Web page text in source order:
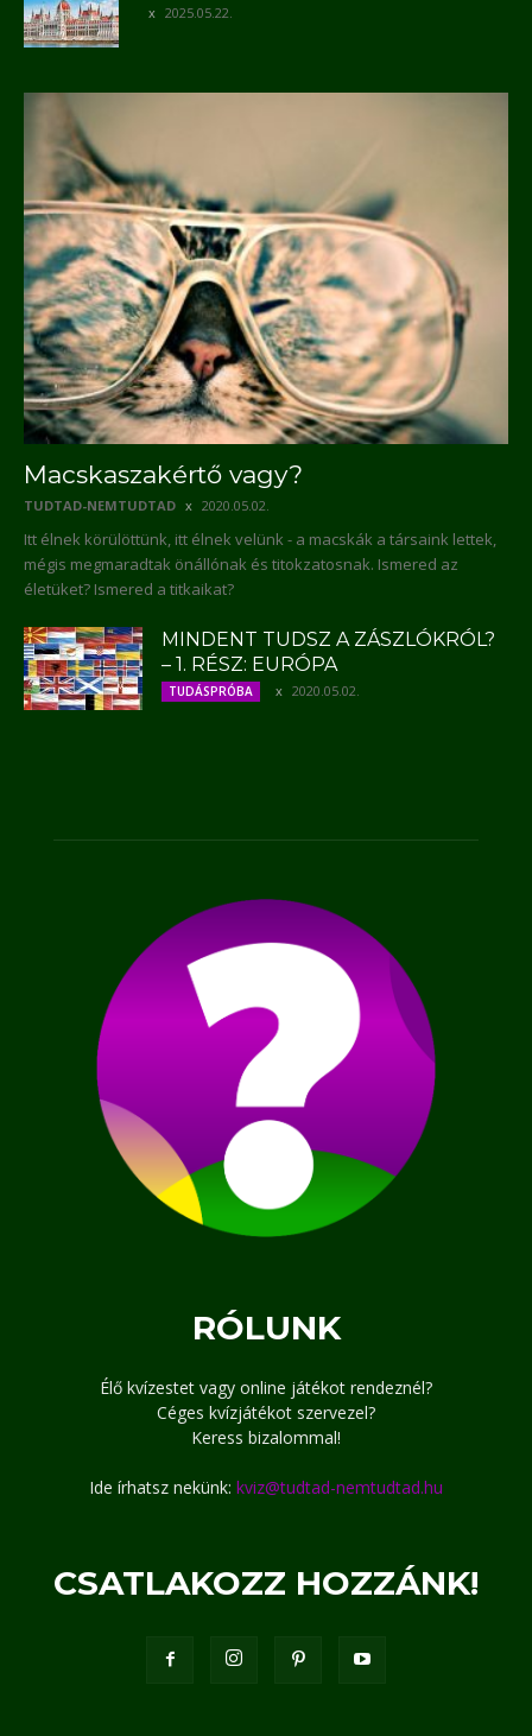
2025.05.22.
Macskaszakértő vagy?
TUDTAD-NEMTUDTAD 2020.05.02.
Itt élnek körülöttünk, itt élnek velünk - a macskák a társaink lettek,
mégis megmaradtak önállónak és titokzatosnak. Ismered az
életüket? Ismered a titkaikat?
MINDENT TUDSZ A ZÁSZLÓKRÓL?
– 1. RÉSZ: EURÓPA
TUDÁSPRÓBA 2020.05.02.
RÓLUNK
Élő kvízestet vagy online játékot rendeznél?
Céges kvízjátékot szervezel?
Keress bizalommal!
Ide írhatsz nekünk: kviz@tudtad-nemtudtad.hu
CSATLAKOZZ HOZZÁNK!